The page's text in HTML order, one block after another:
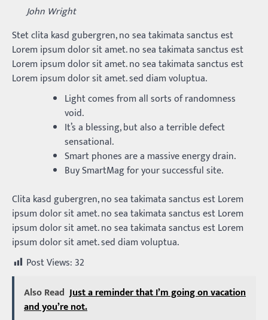
John Wright
Stet clita kasd gubergren, no sea takimata sanctus est
Lorem ipsum dolor sit amet. no sea takimata sanctus est
Lorem ipsum dolor sit amet. no sea takimata sanctus est
Lorem ipsum dolor sit amet. sed diam voluptua.
Light comes from all sorts of randomness
void.
It’s a blessing, but also a terrible defect
sensational.
Smart phones are a massive energy drain.
Buy SmartMag for your successful site.
Clita kasd gubergren, no sea takimata sanctus est Lorem
ipsum dolor sit amet. no sea takimata sanctus est Lorem
ipsum dolor sit amet. no sea takimata sanctus est Lorem
ipsum dolor sit amet. sed diam voluptua.
Post Views:32
Also Read Just a reminder that I’m going on vacation
and you’re not.